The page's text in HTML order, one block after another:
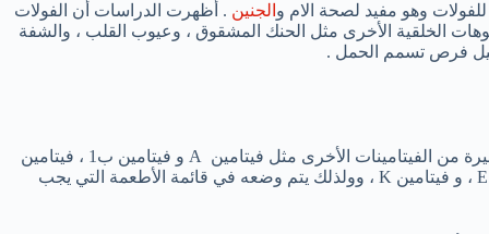
الجنين . أظهرت الدراسات أن الفولات
الخلقية الأخرى مثل الحنك المشقوق ، وعيوب القلب ، والشفة
فرص تسمم الحمل .
إلى جانب حمض الفوليك يحتوي البروكلي أيضًا على كمية كبيرة من الفيتامينات الأخرى مثل فيتامين A و فيتامين ب1 ، فيتامين
ب2 ، وفيتامين ب3 ، وفيتامين ب6 ، وفيتامين C ، و فيتامين E ، و فيتامين K ، وولذلك يتم وضعه في قائمة الأطعمة التي يجب